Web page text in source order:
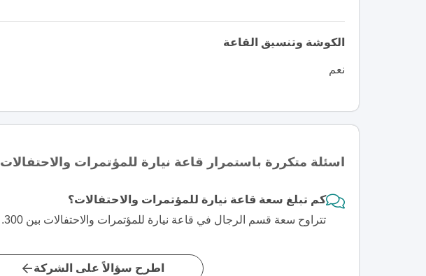
الكوشة وتنسيق القاعة
نعم
اسئلة متكررة باستمرار قاعة نيارة للمؤتمرات والاحتفالات
كم تبلغ سعة قاعة نيارة للمؤتمرات والاحتفالات؟
تتراوح سعة قسم الرجال في قاعة نيارة للمؤتمرات والاحتفالات بين 300.
اطرح سؤالاً على الشركة